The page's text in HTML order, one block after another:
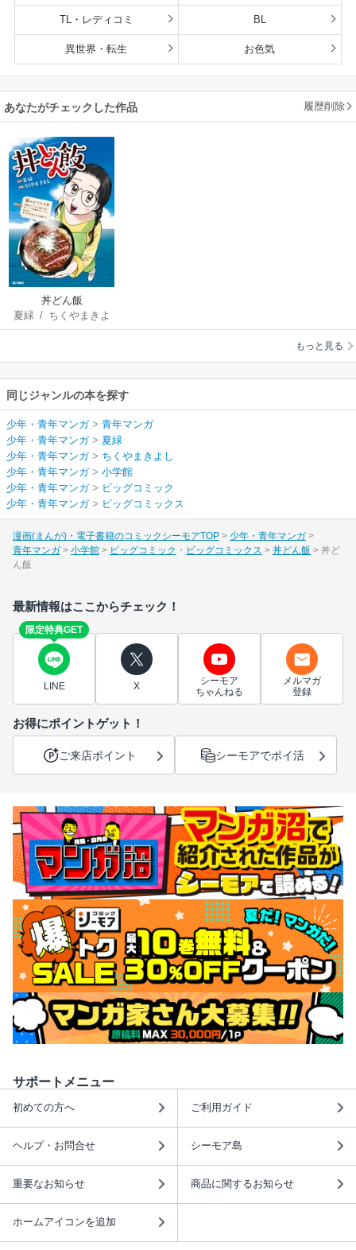
TL・レディコミ BL
異世界・転生 お色気
あなたがチェックした作品 履歴削除
丼どん飯
夏緑/ ちくやまきよ
し
もっと見る
同じジャンルの本を探す
少年・青年マンガ> 青年マンガ
少年・青年マンガ> 夏緑
少年・青年マンガ> ちくやまきよし
少年・青年マンガ> 小学館
少年・青年マンガ> ビッグコミック
少年・青年マンガ> ビッグコミックス
漫画(まんが)・電子書籍のコミックシーモアTOP
少年・青年マンガ
青年マンガ
小学館 ビッグコミック ビッグコミックス 丼どん飯
丼ど
ん飯
最新情報はここからチェック！
限定特典GET
LINE X
シーモア
ちゃんねる
メルマガ
登録
お得にポイントゲット！
ご来店ポイント シーモアでポイ活
サポートメニュー
初めての方へ ご利用ガイド
ヘルプ・お問合せ シーモア島
重要なお知らせ 商品に関するお知らせ
ホームアイコンを追加